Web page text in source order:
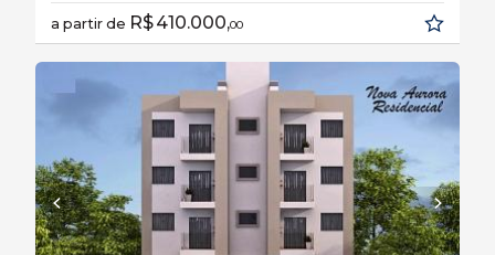
a partir de R$ 410.000,00